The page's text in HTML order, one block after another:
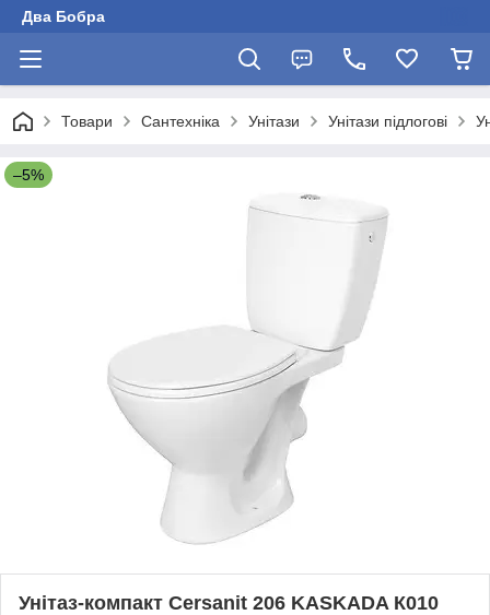
Два Бобра
Товари Сантехніка Унітази Унітази підлогові
–5%
Унітаз-компакт Cersanit 206 KASKADA К010